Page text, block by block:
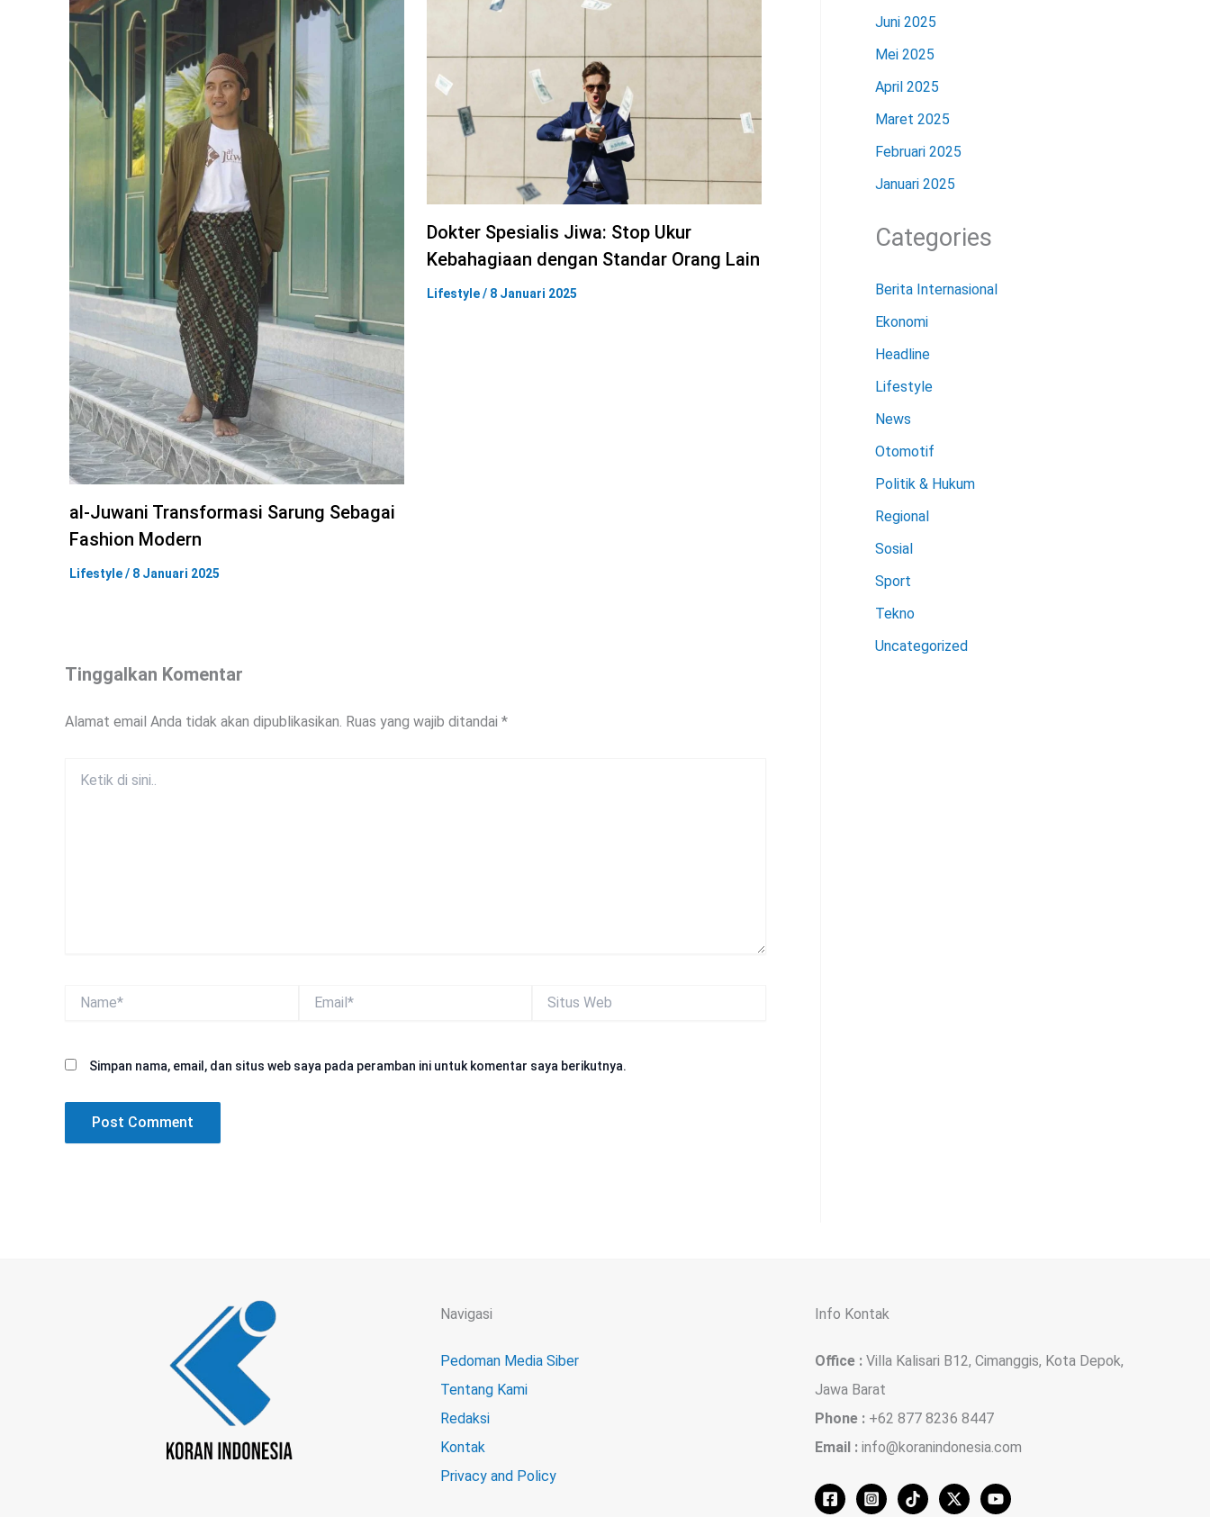
al-Juwani Transformasi Sarung Sebagai
Fashion Modern
Lifestyle/ 8 Januari 2025
Dokter Spesialis Jiwa: Stop Ukur
Kebahagiaan dengan Standar Orang Lain
Lifestyle/ 8 Januari 2025
Tinggalkan Komentar
Alamat email Anda tidak akan dipublikasikan. Ruas yang wajib ditandai *
Web
Simpan nama, email, dan situs web saya pada peramban ini untuk komentar saya berikutnya.
Juni 2025
Mei 2025
April 2025
Maret 2025
Februari 2025
Januari 2025
Categories
Berita Internasional
Ekonomi
Headline
Lifestyle
News
Otomotif
Politik & Hukum
Regional
Sosial
Sport
Tekno
Uncategorized
Navigasi
Pedoman Media Siber
Tentang Kami
Redaksi
Kontak
Privacy and Policy
Info Kontak
Office : Villa Kalisari B12, Cimanggis, Kota Depok,
Jawa Barat
Phone : +62 877 8236 8447
Email : info@koranindonesia.com